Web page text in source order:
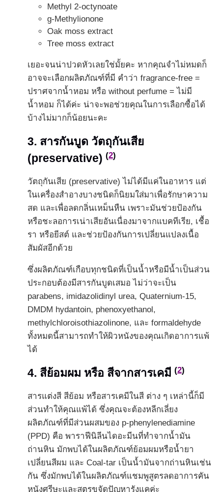
Methyl 2-octynoate
g-Methylionone
Oak moss extract
Tree moss extract
เยอะจนน่าปวดหัวเลยใช่มั้ยคะ หากคุณจำไม่หมดก็
อาจจะเลือกผลิตภัณฑ์ที่มี คำว่า fragrance-free =
ปราศจากน้ำหอม หรือ without perfume = ไม่มี
น้ำหอม ก็ได้ค่ะ น่าจะพอช่วยคุณในการเลือกซื้อได้
บ้างไม่มากก็น้อยนะคะ
3. สารกันบูด วัตถุกันเสีย
(preservative) (2)
วัตถุกันเสีย (preservative) ไม่ได้มีแค่ในอาหาร แต่
ในเครื่องสำอางบางชนิดก็นิยมใส่มาเพื่อรักษาความ
สด และเพื่อลดกลิ่นเหม็นหืน เพราะมันช่วยป้องกัน
หรือชะลอการเน่าเสียอันเนื่องมาจากแบคทีเรีย, เชื้อ
รา หรือยีสต์ และช่วยป้องกันการเปลี่ยนแปลงเนื้อ
สัมผัสอีกด้วย
ซึ่งผลิตภัณฑ์เกือบทุกชนิดที่เป็นน้ำหรือมีน้ำเป็นส่วน
ประกอบต้องมีสารกันบูดเสมอ ไม่ว่าจะเป็น
parabens, imidazolidinyl urea, Quaternium-15,
DMDM hydantoin, phenoxyethanol,
methylchloroisothiazolinone, และ formaldehyde
ทั้งหมดนี้สามารถทำให้ผิวหนังของคุณเกิดอาการแพ้
ได้
4. สีย้อมผม หรือ สีจากสารเคมี (2)
สารแต่งสี สีย้อม หรือสารเคมีในสี ต่าง ๆ เหล่านี้ก็มี
ส่วนทำให้คุณแพ้ได้ ซึ่งคุณจะต้องหลีกเลี่ยง
ผลิตภัณฑ์ที่มีส่วนผสมของ p-phenylenediamine
(PPD) คือ พาราฟีนิลีนไดอะมีนที่ทำจากน้ำมัน
ถ่านหิน มักพบได้ในผลิตภัณฑ์ย้อมผมหรือน้ำยา
เปลี่ยนสีผม และ Coal-tar เป็นน้ำมันจากถ่านหินเช่น
กัน ซึ่งมักพบได้ในผลิตภัณฑ์แชมพูสูตรลดอาการคัน
หนังศรีษะและสูตรขจัดปัญหารังแคค่ะ